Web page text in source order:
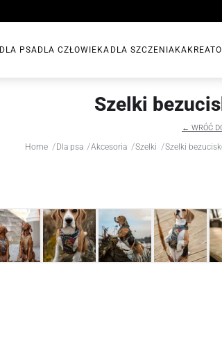
DLA PSA DLA CZŁOWIEKA DLA SZCZENIAKA
Szelki
← WRÓĆ
Home /Dla psa /Akcesoria /Szelki /Szelki